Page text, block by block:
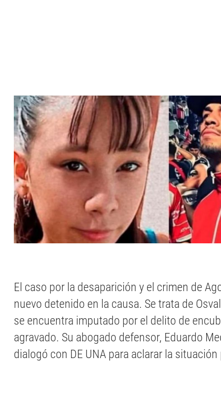
El caso por la desaparición y el crimen de
nuevo detenido en la causa. Se trata de
se encuentra imputado por el delito de
agravado. Su abogado defensor, Eduardo
dialogó con DE UNA para aclarar la